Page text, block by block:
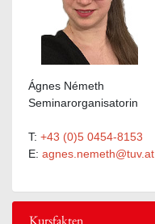
Ágnes Németh
Seminarorganisatorin
T: +43 (0)5 0454-8153
E: agnes.nemeth@tuv.at
Kursfakten